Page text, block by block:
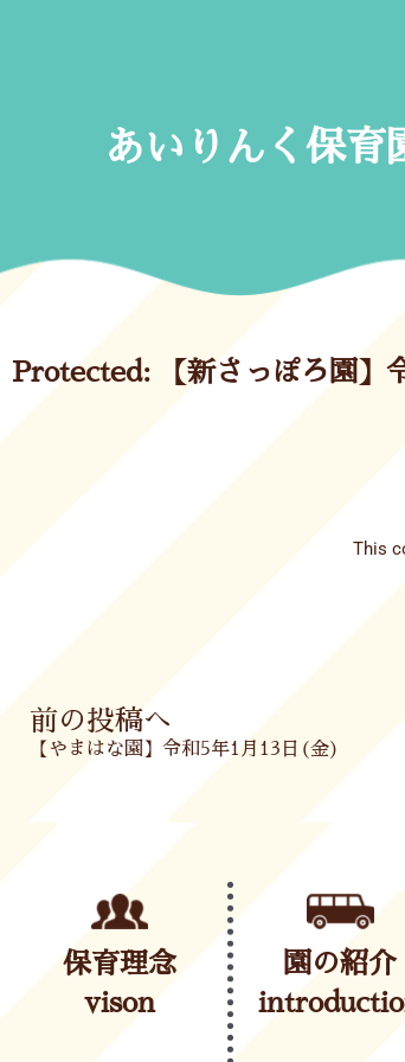
あいりんく保育
Protected: 【新さっぽろ園】
This
Prev
前の投稿へ
【やまはな園】令和5年1月13日(金)
保育理念
vison
園の紹介